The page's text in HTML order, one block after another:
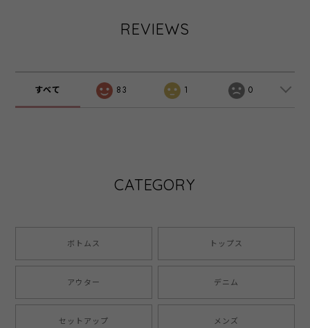
REVIEWS
すべて 83 1 0
CATEGORY
ボトムス トップス
アウター デニム
セットアップ メンズ